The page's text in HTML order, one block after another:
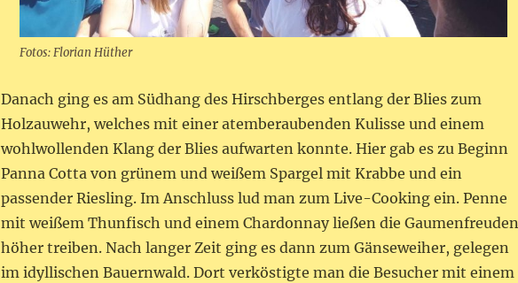
Fotos: Florian Hüther
Danach ging es am Südhang des Hirschberges entlang der Blies zum
Holzauwehr, welches mit einer atemberaubenden Kulisse und einem
wohlwollenden Klang der Blies aufwarten konnte. Hier gab es zu Beginn
Panna Cotta von grünem und weißem Spargel mit Krabbe und ein
passender Riesling. Im Anschluss lud man zum Live-Cooking ein. Penne
mit weißem Thunfisch und einem Chardonnay ließen die Gaumenfreuden
höher treiben. Nach langer Zeit ging es dann zum Gänseweiher, gelegen
im idyllischen Bauernwald. Dort verköstigte man die Besucher mit einem